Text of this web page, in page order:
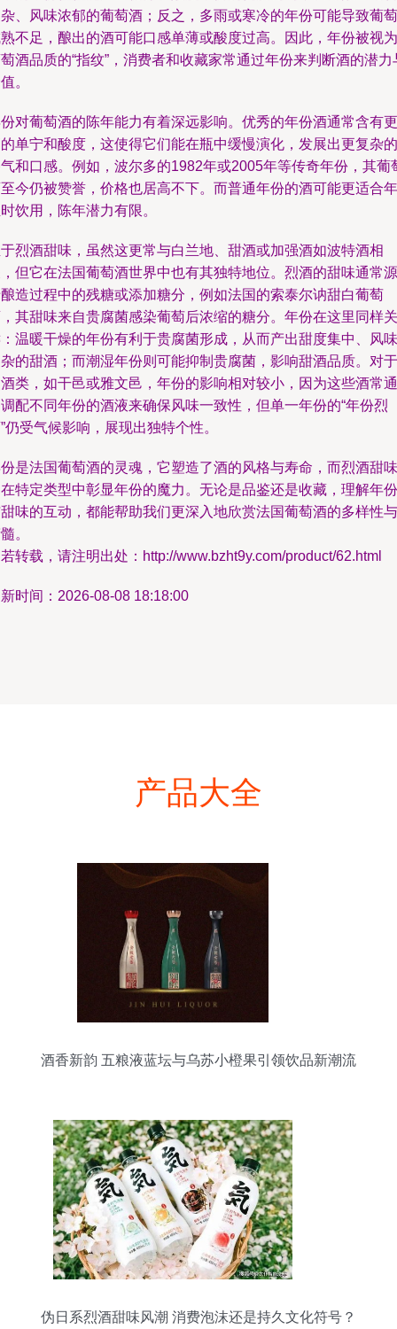
、风味浓郁的葡萄酒；反之，多雨或寒冷的年份可能导致葡萄
不足，酿出的酒可能口感单薄或酸度过高。因此，年份被视为
酒品质的“指纹”，消费者和收藏家常通过年份来判断酒的潜力
。
对葡萄酒的陈年能力有着深远影响。优秀的年份酒通常含有更
单宁和酸度，这使得它们能在瓶中缓慢演化，发展出更复杂的
和口感。例如，波尔多的1982年或2005年等传奇年份，其葡
今仍被赞誉，价格也居高不下。而普通年份的酒可能更适合年
饮用，陈年潜力有限。
烈酒甜味，虽然这更常与白兰地、甜酒或加强酒如波特酒相
但它在法国葡萄酒世界中也有其独特地位。烈酒的甜味通常源
造过程中的残糖或添加糖分，例如法国的索泰尔讷甜白葡萄
其甜味来自贵腐菌感染葡萄后浓缩的糖分。年份在这里同样关
温暖干燥的年份有利于贵腐菌形成，从而产出甜度集中、风味
的甜酒；而潮湿年份则可能抑制贵腐菌，影响甜酒品质。对于
类，如干邑或雅文邑，年份的影响相对较小，因为这些酒常通
配不同年份的酒液来确保风味一致性，但单一年份的“年份烈
仍受气候影响，展现出独特个性。
是法国葡萄酒的灵魂，它塑造了酒的风格与寿命，而烈酒甜味
特定类型中彰显年份的魔力。无论是品鉴还是收藏，理解年份
味的互动，都能帮助我们更深入地欣赏法国葡萄酒的多样性与
。
转载，请注明出处：http://www.bzht9y.com/product/62.html
时间：2026-08-08 18:18:00
产品大全
酒香新韵 五粮液蓝坛与乌苏小橙果引领饮品新潮流
伪日系烈酒甜味风潮 消费泡沫还是持久文化符号？